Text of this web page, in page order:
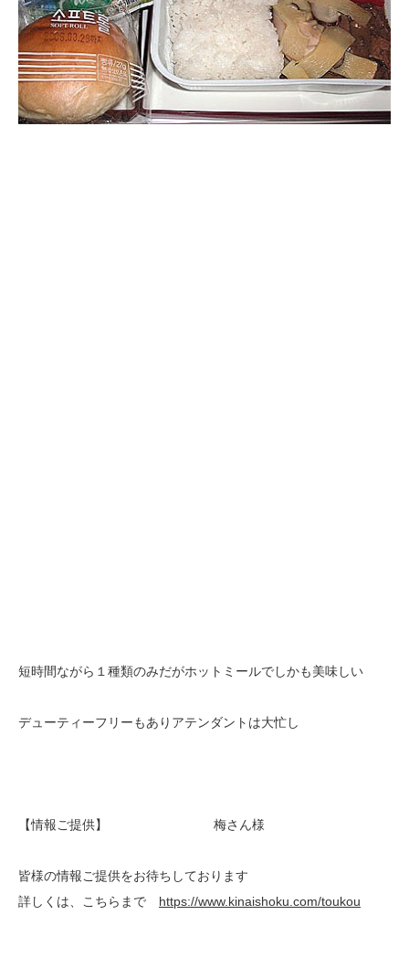
短時間ながら１種類のみだがホットミールでしかも美味しい
デューティーフリーもありアテンダントは大忙し
【情報ご提供】 梅さん様
皆様の情報ご提供をお待ちしております
詳しくは、こちらまで https://www.kinaishoku.com/toukou